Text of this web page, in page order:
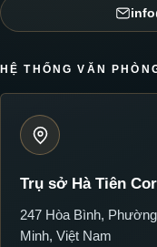
HỆ THỐNG VĂN
Trụ sở Hà Tiên
247 Hòa Bình,
Minh, Việt Nam